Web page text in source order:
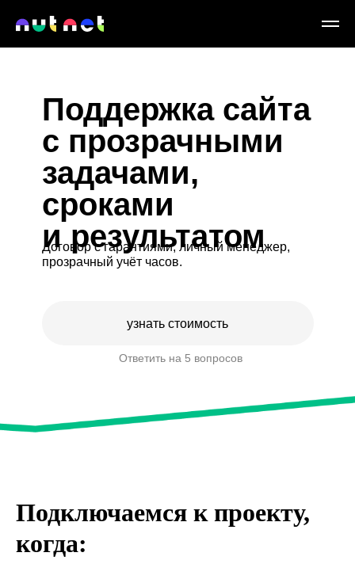
Поддержка сайта
с прозрачными
задачами,
сроками
и результатом
Договор с гарантиями, личный менеджер,
прозрачный учёт часов.
Ответить на 5 вопросов
узнать стоимость
Подключаемся к проекту,
когда: